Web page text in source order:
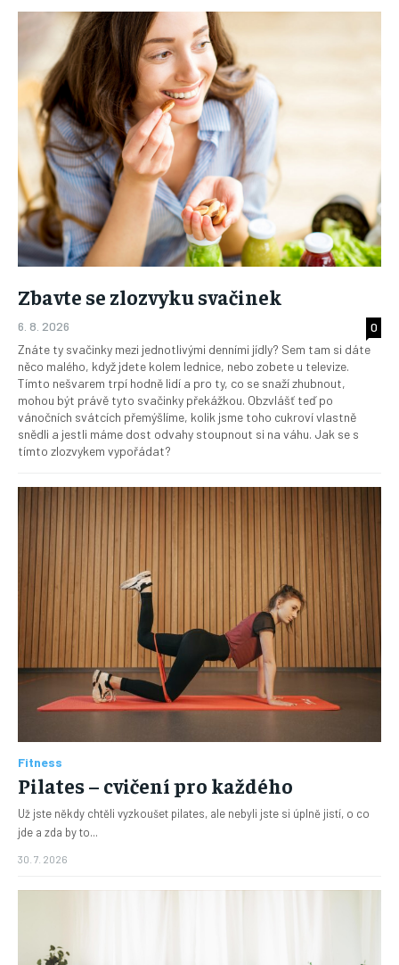
Zbavte se zlozvyku svačinek
6. 8. 2026
0
Znáte ty svačinky mezi jednotlivými denními jídly? Sem tam si dáte
něco malého, když jdete kolem lednice, nebo zobete u televize.
Tímto nešvarem trpí hodně lidí a pro ty, co se snaží zhubnout,
mohou být právě tyto svačinky překážkou. Obzvlášť teď po
vánočních svátcích přemýšlíme, kolik jsme toho cukroví vlastně
snědli a jestli máme dost odvahy stoupnout si na váhu. Jak se s
tímto zlozvykem vypořádat?
Fitness
Pilates – cvičení pro každého
Už jste někdy chtěli vyzkoušet pilates, ale nebyli jste si úplně jistí, o co
jde a zda by to...
30. 7. 2026